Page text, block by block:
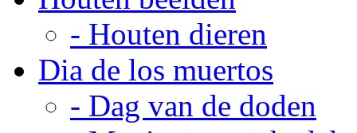
- Houten dieren
Dia de los muertos
- Dag van de doden